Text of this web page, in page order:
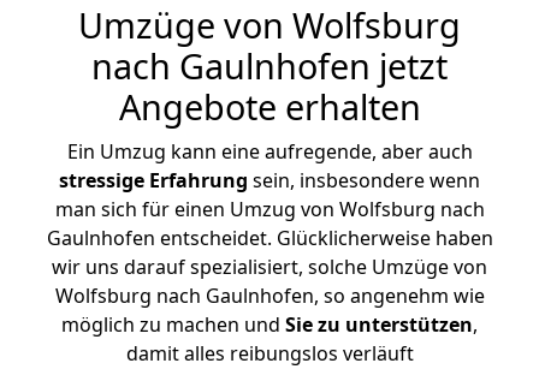
Umzüge von Wolfsburg
nach Gaulnhofen jetzt
Angebote erhalten
Ein Umzug kann eine aufregende, aber auch
stressige Erfahrung sein, insbesondere wenn
man sich für einen Umzug von Wolfsburg nach
Gaulnhofen entscheidet. Glücklicherweise haben
wir uns darauf spezialisiert, solche Umzüge von
Wolfsburg nach Gaulnhofen, so angenehm wie
möglich zu machen und Sie zu unterstützen,
damit alles reibungslos verläuft